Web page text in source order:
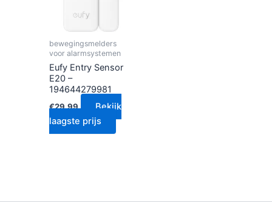
bewegingsmelders
voor alarmsystemen
Eufy Entry Sensor
E20 –
194644279981
€29.99
Bekijk
laagste prijs